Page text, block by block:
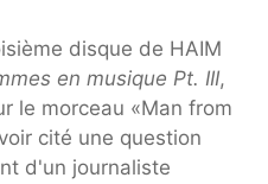
disque de HAIM
en musique Pt. III,
le morceau «Man from
cité une question
d'un journaliste